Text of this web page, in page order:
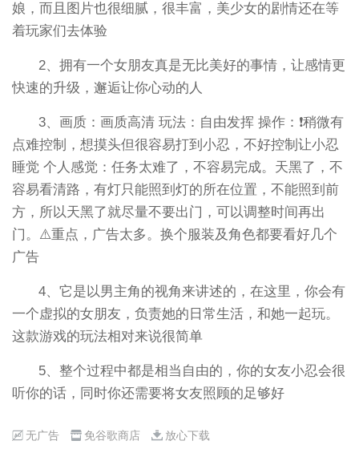
娘，而且图片也很细腻，很丰富，美少女的剧情还在等
着玩家们去体验
2、拥有一个女朋友真是无比美好的事情，让感情更
快速的升级，邂逅让你心动的人
3、画质：画质高清 玩法：自由发挥 操作：❗️稍微有
点难控制，想摸头但很容易打到小忍，不好控制让小忍
睡觉 个人感觉：任务太难了，不容易完成。天黑了，不
容易看清路，有灯只能照到灯的所在位置，不能照到前
方，所以天黑了就尽量不要出门，可以调整时间再出
门。⚠️重点，广告太多。换个服装及角色都要看好几个
广告
4、它是以男主角的视角来讲述的，在这里，你会有
一个虚拟的女朋友，负责她的日常生活，和她一起玩。
这款游戏的玩法相对来说很简单
5、整个过程中都是相当自由的，你的女友小忍会很
听你的话，同时你还需要将女友照顾的足够好
无广告 免谷歌商店 放心下载